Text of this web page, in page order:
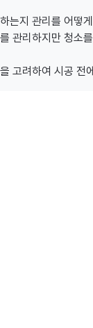
는지 관리를 어떻
관리하지만 청소
고려하여 시공 전